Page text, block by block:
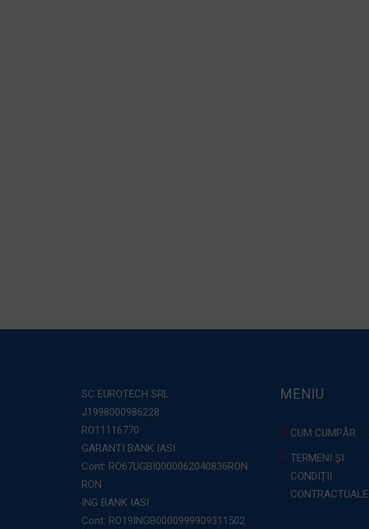
SC EUROTECH SRL
J1998000986228
RO11116770
GARANTI BANK IASI
Cont: RO67UGBI0000062040836RON
RON
ING BANK IASI
Cont: RO19INGB0000999909311502
MENIU
CUM CUMPĂR
TERMENI ȘI
CONDIȚII
CONTRACTUALE